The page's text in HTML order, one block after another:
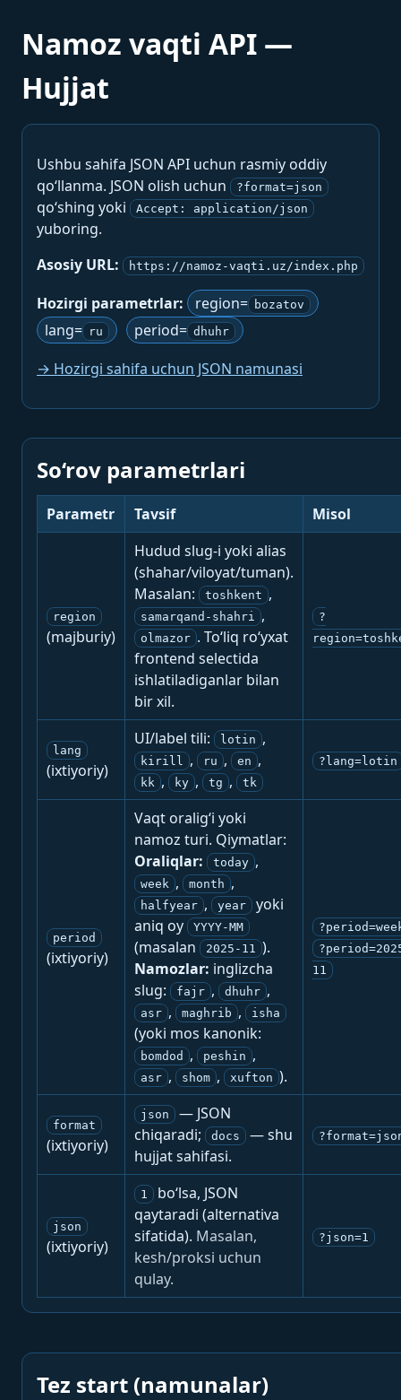
Namoz vaqti API —
Hujjat
Ushbu sahifa JSON API uchun rasmiy oddiy
qo‘llanma. JSON olish uchun
?format=json
qo‘shing yoki Accept: application/json
yuboring.
Asosiy URL:
https://namoz-vaqti.uz/index.php
Hozirgi parametrlar: region= bozatov
lang= ru period= dhuhr
→ Hozirgi sahifa uchun JSON namunasi
So‘rov parametrlari
Parametr Tavsif Misol
region
(majburiy)
Hudud slug-i yoki alias
(shahar/viloyat/tuman).
Masalan:
toshkent ,
samarqand-shahri ,
olmazor . To‘liq ro‘yxat
frontend selectida
ishlatiladiganlar bilan
bir xil.
?
lang
(ixtiyoriy)
UI/label tili: lotin ,
kirill , ru , en ,
kk , ky , tg , tk
?lang=lotin
period
(ixtiyoriy)
Vaqt oralig‘i yoki
namoz turi. Qiymatlar:
Oraliqlar:
today ,
week , month ,
halfyear , year
yoki
aniq oy
YYYY-MM
(masalan 2025-11 ).
Namozlar: inglizcha
slug:
fajr , dhuhr ,
asr , maghrib , isha
(yoki mos kanonik:
bomdod , peshin ,
asr , shom , xufton ).
11
format
(ixtiyoriy)
json
— JSON
chiqaradi;
docs
— shu
hujjat sahifasi.
json
(ixtiyoriy)
1
bo‘lsa, JSON
qaytaradi (alternativa
sifatida). Masalan,
kesh/proksi uchun
qulay.
?json=1
Tez start (namunalar)